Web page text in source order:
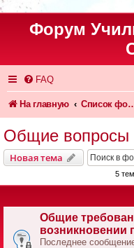
Форум
FAQ
На главную Список
Общие вопросы
Новая тема
5
Общие
возникновении
Последнее